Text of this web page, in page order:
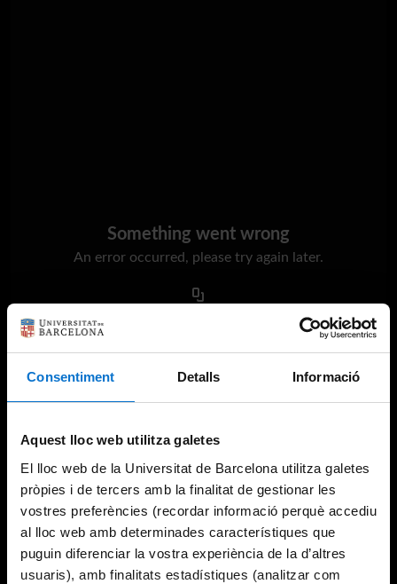
Consentiment Detalls Informació
Aquest lloc web utilitza galetes
El lloc web de la Universitat de Barcelona utilitza galetes
pròpies i de tercers amb la finalitat de gestionar les
vostres preferències (recordar informació perquè accediu
al lloc web amb determinades característiques que
puguin diferenciar la vostra experiència de la d’altres
usuaris), amb finalitats estadístiques (analitzar com
Something went wrong
An error occurred, please try again later.